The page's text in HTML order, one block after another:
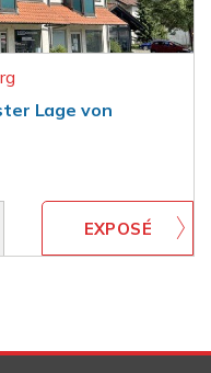
Lage von